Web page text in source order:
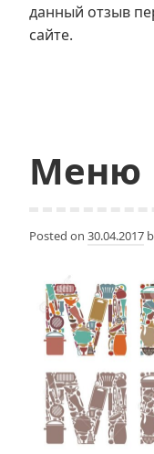
данный отзыв
сайте.
Меню
Posted on 30.04.2017